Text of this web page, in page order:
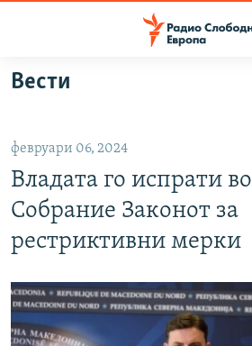
Оди
на
Оди
на
главната
навигација
Премини
на
ВИЗУЕЛНО
ВЕСТИ
ШТО ТРЕБА ДА ЗНАЕТЕ
ПРИЈАВИ СЕ ЗА ЊУЗЛЕТЕР
ПОДКАСТ ЗОШТО?
СЛЕДЕТЕ НЕ
Вести
февруари 06, 2024
Владата го испрати во
Собрание Законот за
рестриктивни мерки